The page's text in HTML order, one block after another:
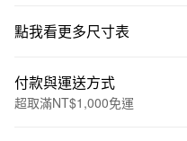
點我看更多尺寸表
付款與運送方式
超取滿NT$1,000免運